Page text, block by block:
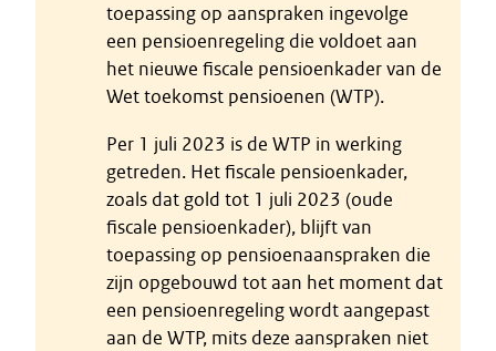
toepassing op aanspraken ingevolge
een pensioenregeling die voldoet aan
het nieuwe fiscale pensioenkader van de
Wet toekomst pensioenen (WTP).
Per 1 juli 2023 is de WTP in werking
getreden. Het fiscale pensioenkader,
zoals dat gold tot 1 juli 2023 (oude
fiscale pensioenkader), blijft van
toepassing op pensioenaanspraken die
zijn opgebouwd tot aan het moment dat
een pensioenregeling wordt aangepast
aan de WTP, mits deze aanspraken niet